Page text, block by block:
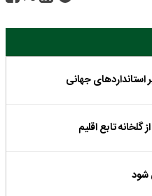
جهانی
تابع اقلیم
شود